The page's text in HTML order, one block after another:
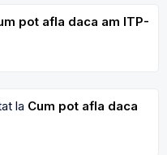
pot afla daca am ITP-
la Cum pot afla daca